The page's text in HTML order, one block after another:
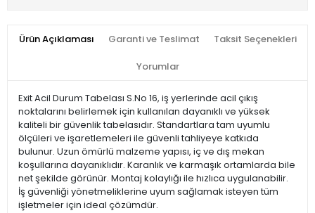
Ürün Açıklaması Garanti ve Teslimat Taksit Seçenekleri
Yorumlar
Exit Acil Durum Tabelası S.No 16, iş yerlerinde acil çıkış
noktalarını belirlemek için kullanılan dayanıklı ve yüksek
kaliteli bir güvenlik tabelasıdır. Standartlara tam uyumlu
ölçüleri ve işaretlemeleri ile güvenli tahliyeye katkıda
bulunur. Uzun ömürlü malzeme yapısı, iç ve dış mekan
koşullarına dayanıklıdır. Karanlık ve karmaşık ortamlarda bile
net şekilde görünür. Montaj kolaylığı ile hızlıca uygulanabilir.
İş güvenliği yönetmeliklerine uyum sağlamak isteyen tüm
işletmeler için ideal çözümdür.